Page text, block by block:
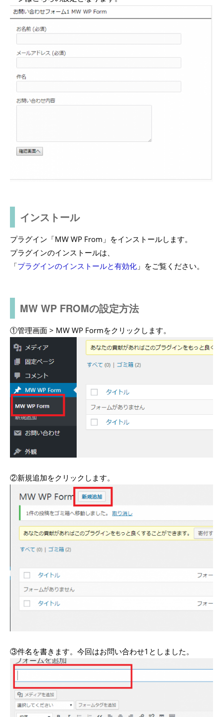
インストール
プラグイン「MW WP From」をインストールします。
プラグインのインストールは、
「プラグインのインストールと有効化 」をご覧ください。
MW WP FROMの設定方法
①管理画面 > MW WP Formをクリックします。
②新規追加をクリックします。
③件名を書きます。今回はお問い合わせ1としました。